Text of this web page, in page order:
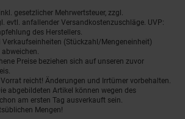
gesetzlicher Mehrwertsteuer, zzgl.
evtl. anfallender Versandkostenzuschläge. UVP:
des Herstellers.
Verkaufseinheiten (Stückzahl/Mengeneinheit)
abweichen.
Preise beziehen sich auf unseren zuvor
reicht! Änderungen und Irrtümer vorbehalten.
abgebildeten Artikel können wegen des
am ersten Tag ausverkauft sein.
Mengen!